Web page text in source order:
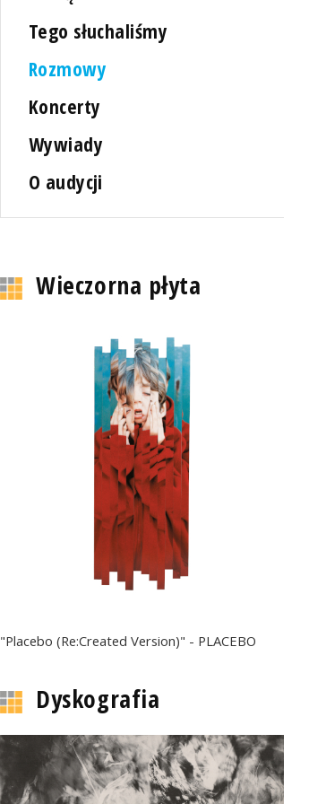
Tego słuchaliśmy
Rozmowy
Koncerty
Wywiady
O audycji
Wieczorna płyta
"Placebo (Re:Created Version)" - PLACEBO
Dyskografia